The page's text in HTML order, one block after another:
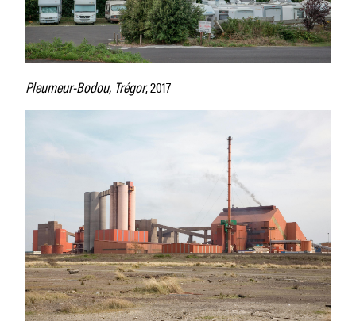
Pleumeur-Bodou, Trégor, 2017